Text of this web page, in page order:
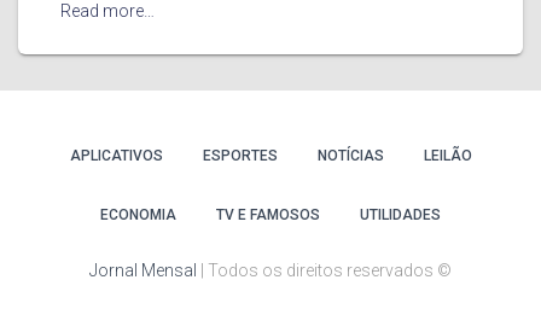
Read more…
APLICATIVOS ESPORTES NOTÍCIAS LEILÃO
ECONOMIA TV E FAMOSOS UTILIDADES
Jornal Mensal | Todos os direitos reservados ©